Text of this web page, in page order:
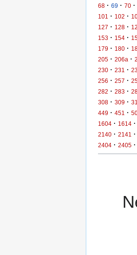
68 · 69 · 70 ·
101
· 102 ·
127 · 128 ·
153 · 154 ·
179 · 180 ·
205 · 206a ·
230 · 231 ·
256 · 257 ·
282 · 283 ·
308 · 309 ·
449 · 451 ·
1604 · 1614 ·
2140 · 2141 ·
2404 · 2405 ·